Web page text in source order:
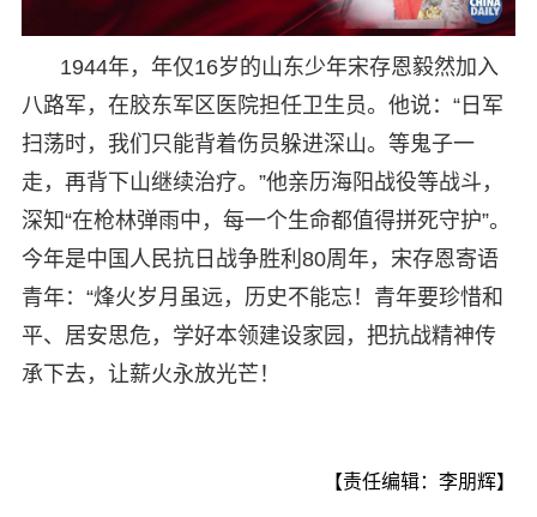
1944年，年仅16岁的山东少年宋存恩毅然加入
八路军，在胶东军区医院担任卫生员。他说：“日军
扫荡时，我们只能背着伤员躲进深山。等鬼子一
走，再背下山继续治疗。”他亲历海阳战役等战斗，
深知“在枪林弹雨中，每一个生命都值得拼死守护”。
今年是中国人民抗日战争胜利80周年，宋存恩寄语
青年：“烽火岁月虽远，历史不能忘！青年要珍惜和
平、居安思危，学好本领建设家园，把抗战精神传
承下去，让薪火永放光芒！
【责任编辑：李朋辉】